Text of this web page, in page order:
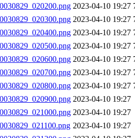
2023-04-10 19:27
2023-04-10 19:27
2023-04-10 19:27
2023-04-10 19:27
2023-04-10 19:27
2023-04-10 19:27
2023-04-10 19:27
2023-04-10 19:27
2023-04-10 19:27
2023-04-10 19:27